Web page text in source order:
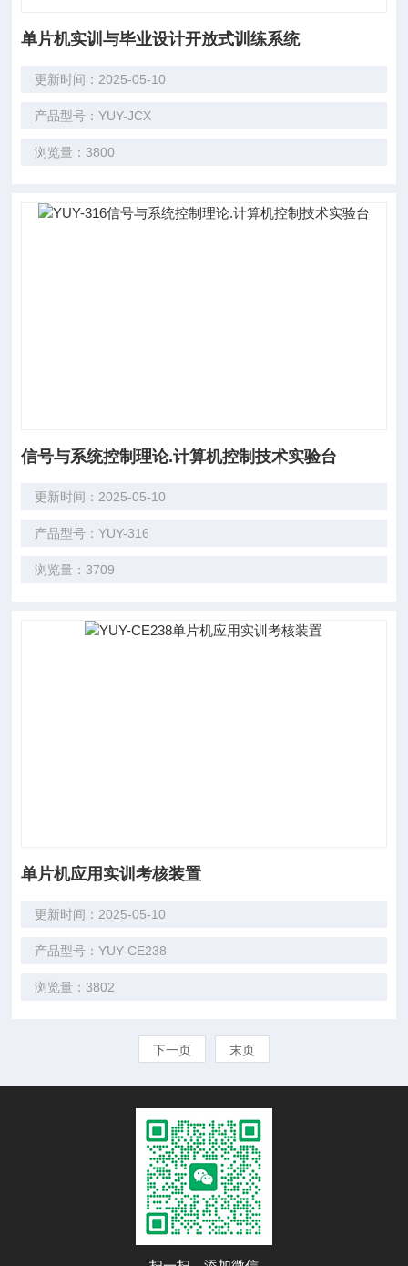
单片机实训与毕业设计开放式训练系统
更新时间：2025-05-10
产品型号：YUY-JCX
浏览量：3800
信号与系统控制理论.计算机控制技术实验台
更新时间：2025-05-10
产品型号：YUY-316
浏览量：3709
单片机应用实训考核装置
更新时间：2025-05-10
产品型号：YUY-CE238
浏览量：3802
下一页 末页